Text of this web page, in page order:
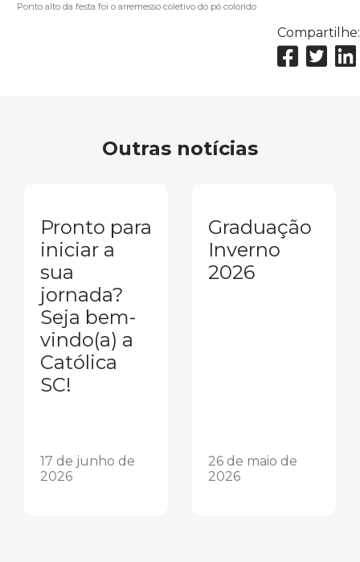
Ponto alto da festa foi o arremesso coletivo do pó colorido
Compartilhe:
Outras notícias
Pronto para
iniciar a
sua
jornada?
Seja bem-
vindo(a) a
Católica
SC!
17 de junho de
2026
Graduação
Inverno
2026
26 de maio de
2026